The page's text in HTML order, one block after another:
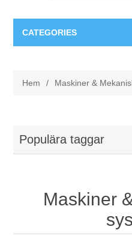
CATEGORIES
Blästring
Bearbetningsmaskiner
Värmebehandling
Spare parts & Service
Kontakt
Hem / Maskiner &
Populära taggar
Maskiner